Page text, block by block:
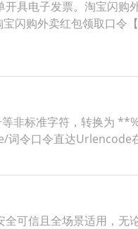
具电子发票。淘宝闪购
闪购外卖红包领取口令
非标准字符，转换为
词令口令直达Urlencode
可信且全场景适用，无